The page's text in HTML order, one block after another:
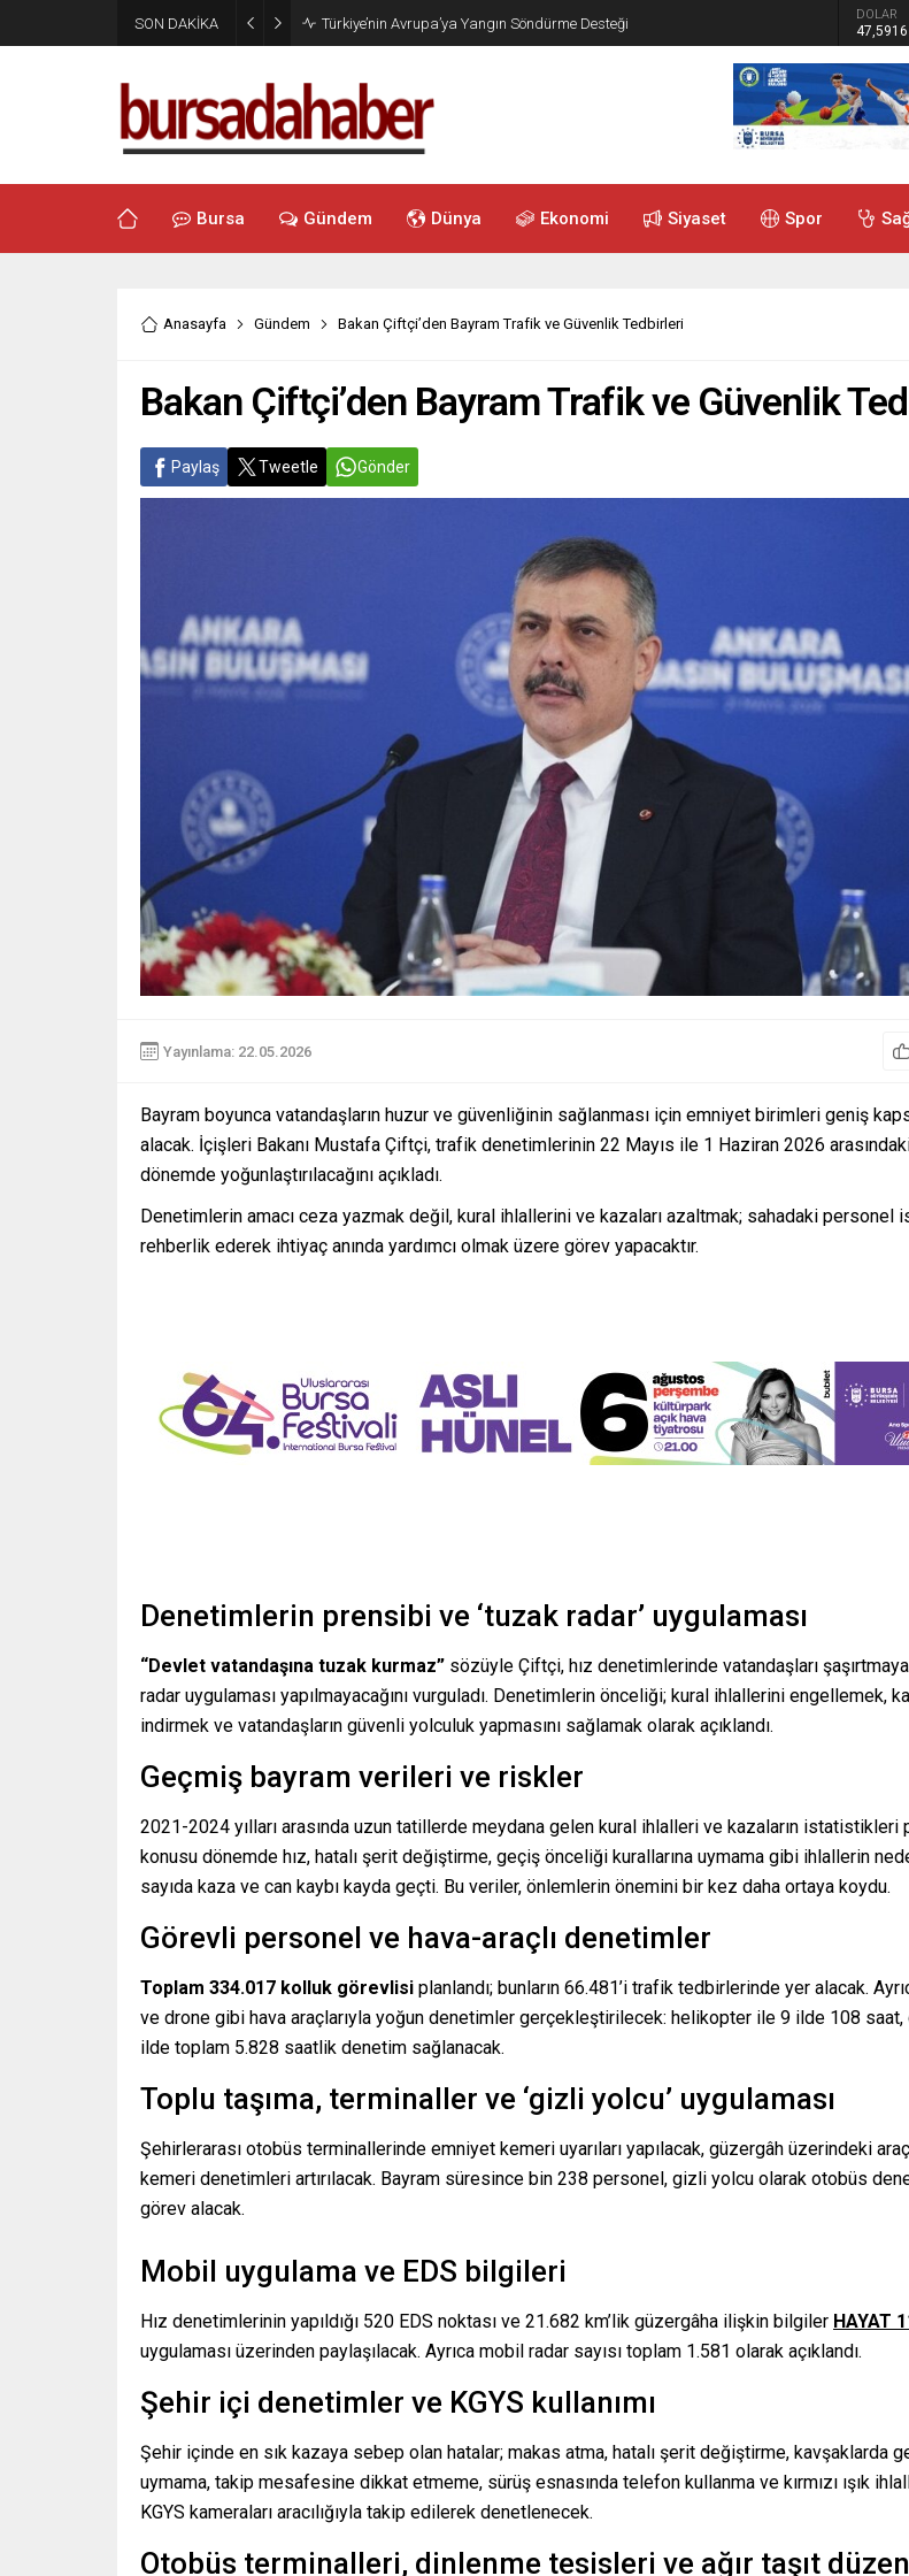
SON DAKİKA Türkiye’nin Avrupa’ya Yangın Söndürme Desteği DOLAR
47,5916
Bursa Gündem Dünya Ekonomi Siyaset Spor
Anasayfa Gündem Bakan Çiftçi’den Bayram Trafik ve Güvenlik Tedbirleri
Bakan Çiftçi’den Bayram Trafik ve Güvenlik
Paylaş Tweetle Gönder
Yayınlama: 22.05.2026
Bayram boyunca vatandaşların huzur ve güvenliğinin sağlanması için emniyet birimleri geniş
alacak. İçişleri Bakanı Mustafa Çiftçi, trafik denetimlerinin 22 Mayıs ile 1 Haziran 2026
dönemde yoğunlaştırılacağını açıkladı.
Denetimlerin amacı ceza yazmak değil, kural ihlallerini ve kazaları azaltmak; sahadaki personel
rehberlik ederek ihtiyaç anında yardımcı olmak üzere görev yapacaktır.
Denetimlerin prensibi ve ‘tuzak radar’ uygulaması
“Devlet vatandaşına tuzak kurmaz” sözüyle Çiftçi, hız denetimlerinde vatandaşları
radar uygulaması yapılmayacağını vurguladı. Denetimlerin önceliği; kural ihlallerini engellemek,
indirmek ve vatandaşların güvenli yolculuk yapmasını sağlamak olarak açıklandı.
Geçmiş bayram verileri ve riskler
2021-2024 yılları arasında uzun tatillerde meydana gelen kural ihlalleri ve kazaların istatistikleri
konusu dönemde hız, hatalı şerit değiştirme, geçiş önceliği kurallarına uymama gibi ihlallerin
sayıda kaza ve can kaybı kayda geçti. Bu veriler, önlemlerin önemini bir kez daha ortaya koydu.
Görevli personel ve hava-araçlı denetimler
Toplam 334.017 kolluk görevlisi planlandı; bunların 66.481’i trafik tedbirlerinde yer alacak.
ve drone gibi hava araçlarıyla yoğun denetimler gerçekleştirilecek: helikopter ile 9 ilde 108 saat,
ilde toplam 5.828 saatlik denetim sağlanacak.
Toplu taşıma, terminaller ve ‘gizli yolcu’ uygulaması
Şehirlerarası otobüs terminallerinde emniyet kemeri uyarıları yapılacak, güzergâh üzerindeki
kemeri denetimleri artırılacak. Bayram süresince bin 238 personel, gizli yolcu olarak otobüs
görev alacak.
Mobil uygulama ve EDS bilgileri
Hız denetimlerinin yapıldığı 520 EDS noktası ve 21.682 km’lik güzergâha ilişkin bilgiler HAYAT
uygulaması üzerinden paylaşılacak. Ayrıca mobil radar sayısı toplam 1.581 olarak açıklandı.
Şehir içi denetimler ve KGYS kullanımı
Şehir içinde en sık kazaya sebep olan hatalar; makas atma, hatalı şerit değiştirme, kavşaklarda
uymama, takip mesafesine dikkat etmeme, sürüş esnasında telefon kullanma ve kırmızı ışık
KGYS kameraları aracılığıyla takip edilerek denetlenecek.
Otobüs terminalleri, dinlenme tesisleri ve ağır taşıt